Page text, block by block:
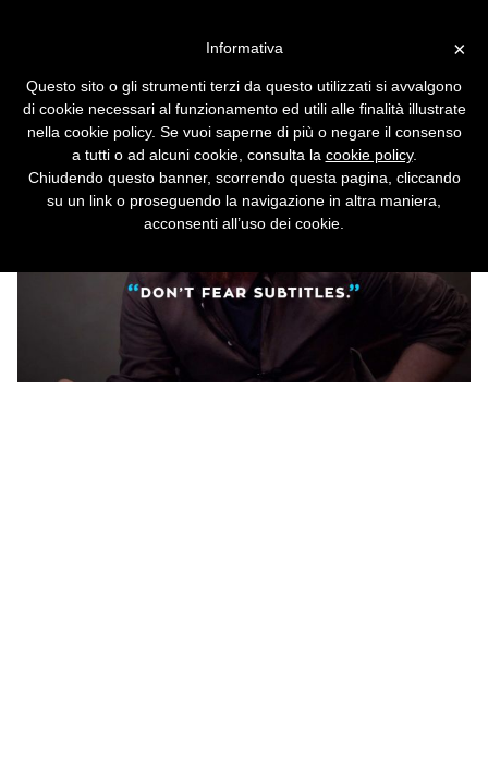
pirata
×
Informativa
Questo sito o gli strumenti terzi da questo utilizzati si avvalgono
di cookie necessari al funzionamento ed utili alle finalità illustrate
nella cookie policy. Se vuoi saperne di più o negare il consenso
a tutti o ad alcuni cookie, consulta la cookie policy.
Chiudendo questo banner, scorrendo questa pagina, cliccando
su un link o proseguendo la navigazione in altra maniera,
acconsenti all’uso dei cookie.